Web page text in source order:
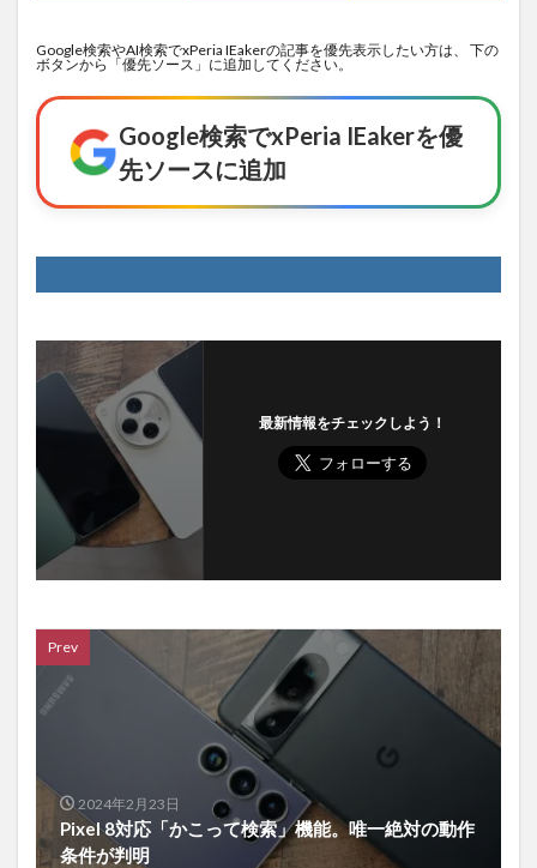
Google検索やAI検索でxPeria IEakerの記事を優先表示したい方は、 下の
ボタンから「優先ソース」に追加してください。
Google検索でxPeria IEakerを優
先ソースに追加
最新情報をチェックしよう！
Prev
2024年2月23日
Pixel 8対応「かこって検索」機能。唯一絶対の動作
条件が判明